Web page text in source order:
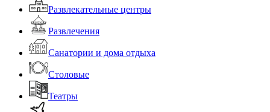
Развлекательные центры
Развлечения
Санатории и дома отдыха
Столовые
Театры